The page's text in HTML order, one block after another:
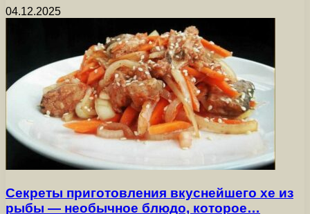
04.12.2025
Секреты приготовления вкуснейшего хе из
рыбы — необычное блюдо, которое…